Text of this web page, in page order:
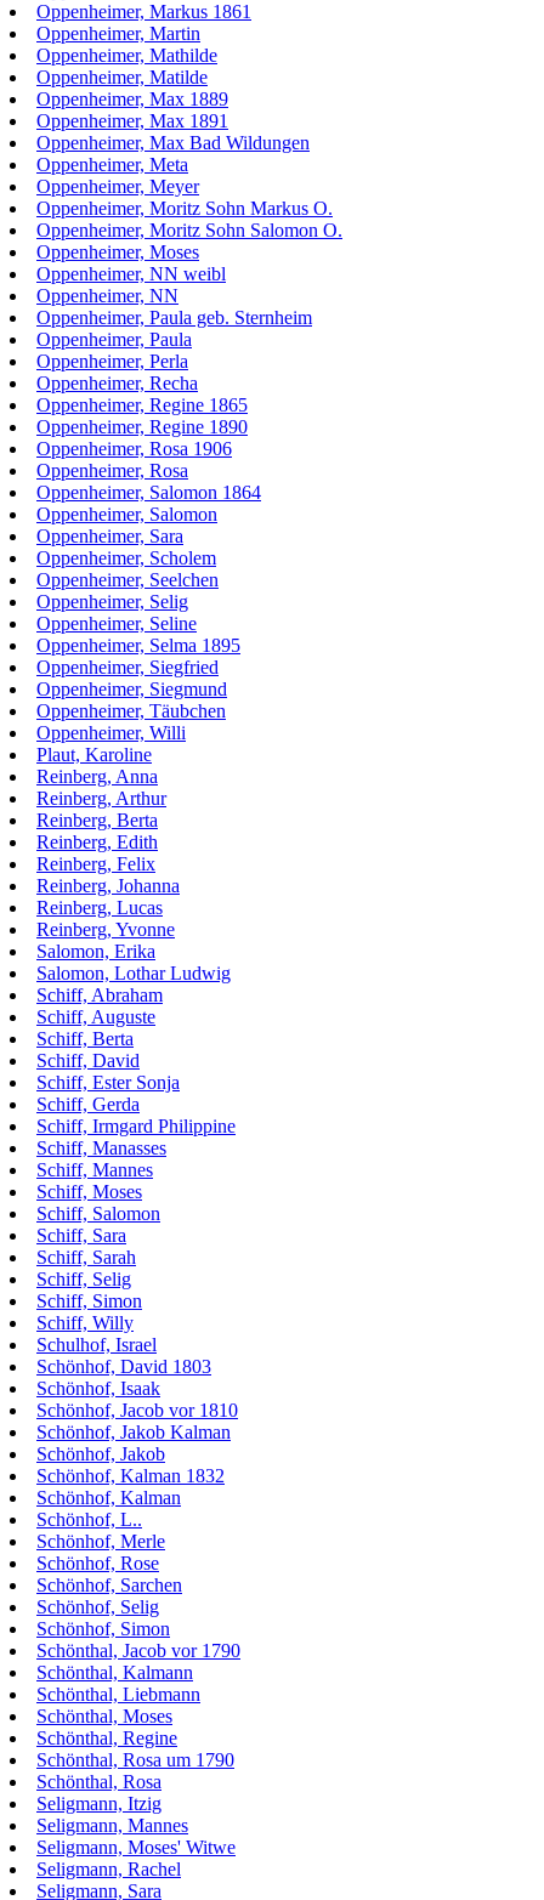
Oppenheimer, Markus 1861
Oppenheimer, Martin
Oppenheimer, Mathilde
Oppenheimer, Matilde
Oppenheimer, Max 1889
Oppenheimer, Max 1891
Oppenheimer, Max Bad Wildungen
Oppenheimer, Meta
Oppenheimer, Meyer
Oppenheimer, Moritz Sohn Markus O.
Oppenheimer, Moritz Sohn Salomon O.
Oppenheimer, Moses
Oppenheimer, NN weibl
Oppenheimer, NN
Oppenheimer, Paula geb. Sternheim
Oppenheimer, Paula
Oppenheimer, Perla
Oppenheimer, Recha
Oppenheimer, Regine 1865
Oppenheimer, Regine 1890
Oppenheimer, Rosa 1906
Oppenheimer, Rosa
Oppenheimer, Salomon 1864
Oppenheimer, Salomon
Oppenheimer, Sara
Oppenheimer, Scholem
Oppenheimer, Seelchen
Oppenheimer, Selig
Oppenheimer, Seline
Oppenheimer, Selma 1895
Oppenheimer, Siegfried
Oppenheimer, Siegmund
Oppenheimer, Täubchen
Oppenheimer, Willi
Plaut, Karoline
Reinberg, Anna
Reinberg, Arthur
Reinberg, Berta
Reinberg, Edith
Reinberg, Felix
Reinberg, Johanna
Reinberg, Lucas
Reinberg, Yvonne
Salomon, Erika
Salomon, Lothar Ludwig
Schiff, Abraham
Schiff, Auguste
Schiff, Berta
Schiff, David
Schiff, Ester Sonja
Schiff, Gerda
Schiff, Irmgard Philippine
Schiff, Manasses
Schiff, Mannes
Schiff, Moses
Schiff, Salomon
Schiff, Sara
Schiff, Sarah
Schiff, Selig
Schiff, Simon
Schiff, Willy
Schulhof, Israel
Schönhof, David 1803
Schönhof, Isaak
Schönhof, Jacob vor 1810
Schönhof, Jakob Kalman
Schönhof, Jakob
Schönhof, Kalman 1832
Schönhof, Kalman
Schönhof, L..
Schönhof, Merle
Schönhof, Rose
Schönhof, Sarchen
Schönhof, Selig
Schönhof, Simon
Schönthal, Jacob vor 1790
Schönthal, Kalmann
Schönthal, Liebmann
Schönthal, Moses
Schönthal, Regine
Schönthal, Rosa um 1790
Schönthal, Rosa
Seligmann, Itzig
Seligmann, Mannes
Seligmann, Moses' Witwe
Seligmann, Rachel
Seligmann, Sara